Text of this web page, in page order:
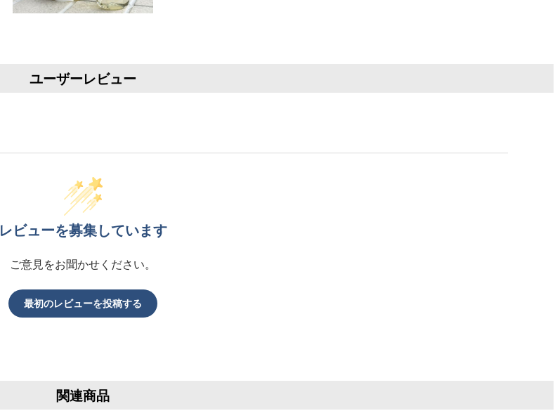
ユーザーレビュー
レビューを募集しています
ご意見をお聞かせください。
最初のレビューを投稿する
関連商品